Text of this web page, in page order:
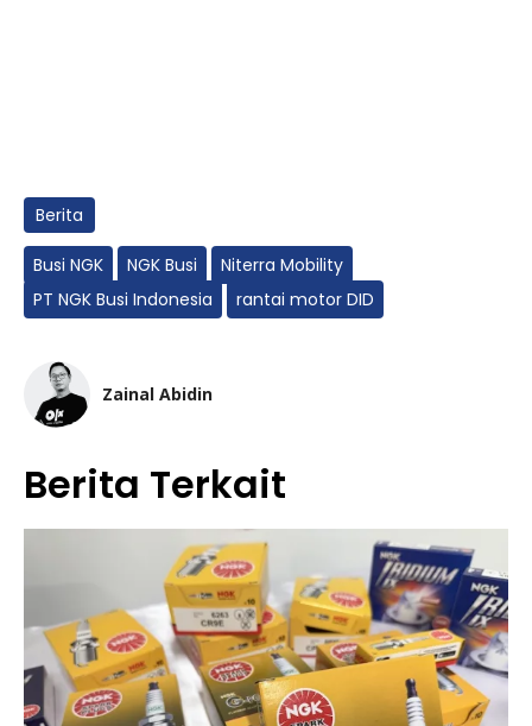
Berita
Busi NGK NGK Busi
Niterra Mobility
PT NGK Busi Indonesia
rantai motor DID
Zainal Abidin
Berita Terkait